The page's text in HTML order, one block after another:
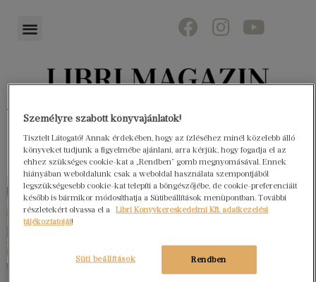
Személyre szabott könyvajánlatok!
Tisztelt Látogató! Annak érdekében, hogy az ízléséhez minél közelebb álló
könyveket tudjunk a figyelmébe ajánlani, arra kérjük, hogy fogadja el az
ehhez szükséges cookie-kat a „Rendben” gomb megnyomásával. Ennek
hiányában weboldalunk csak a weboldal használata szempontjából
legszükségesebb cookie-kat telepíti a böngészőjébe, de cookie-preferenciáit
később is bármikor módosíthatja a Sütibeállítások menüpontban. További
részletekért olvassa el a
Libri Könyvkereskedelmi Kft. adatkezelési
tájékoztatóját!
Rendben
Süti beállítások